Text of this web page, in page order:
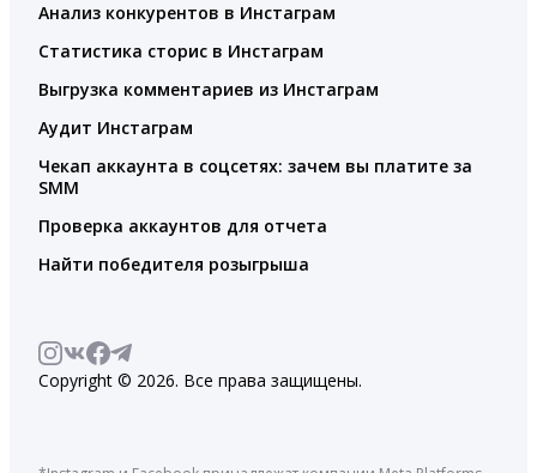
Анализ конкурентов в Инстаграм
Статистика сторис в Инстаграм
Выгрузка комментариев из Инстаграм
Аудит Инстаграм
Чекап аккаунта в соцсетях: зачем вы платите за
SMM
Проверка аккаунтов для отчета
Найти победителя розыгрыша
Copyright © 2026. Все права защищены.